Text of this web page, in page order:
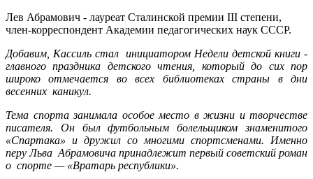
Лев Абрамович - лауреат Сталинской премии III степени,
член-корреспондент Академии педагогических наук СССР.
Добавим, Кассиль стал инициатором Недели детской книги -
главного праздника детского чтения, который до сих пор
широко отмечается во всех библиотеках страны в дни
весенних каникул.
Тема спорта занимала особое место в жизни и творчестве
писателя. Он был футбольным болельщиком знаменитого
«Спартака» и дружил со многими спортсменами. Именно
перу Льва Абрамовича принадлежит первый советский роман
о спорте — «Вратарь республики».